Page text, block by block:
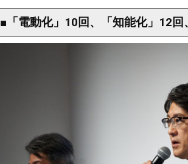
■「電動化」10回、「知能化」12回